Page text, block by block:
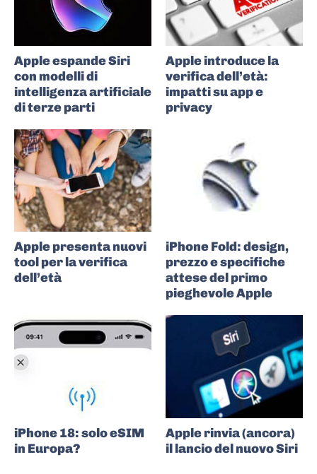
Apple espande Siri
con modelli di
intelligenza artificiale
di terze parti
Apple introduce la
verifica dell’età:
impatti su app e
privacy
Apple presenta nuovi
tool per la verifica
dell’età
iPhone Fold: design,
prezzo e specifiche
attese del primo
pieghevole Apple
iPhone 18: solo eSIM
in Europa?
Apple rinvia (ancora)
il lancio del nuovo Siri